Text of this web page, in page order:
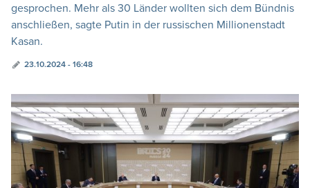
gesprochen. Mehr als 30 Länder wollten sich dem Bündnis
anschließen, sagte Putin in der russischen Millionenstadt
Kasan.
23.10.2024 - 16:48